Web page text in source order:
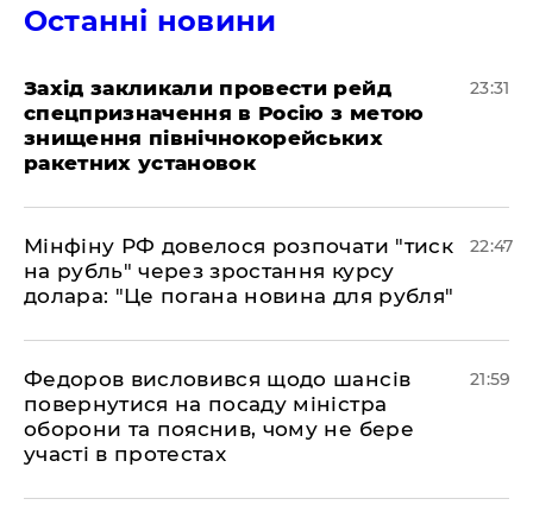
Останні новини
​Захід закликали провести рейд
спецпризначення в Росію з метою
знищення північнокорейських
ракетних установок
23:31
​Мінфіну РФ довелося розпочати "тиск
на рубль" через зростання курсу
долара: "Це погана новина для рубля"
22:47
​Федоров висловився щодо шансів
повернутися на посаду міністра
оборони та пояснив, чому не бере
участі в протестах
21:59